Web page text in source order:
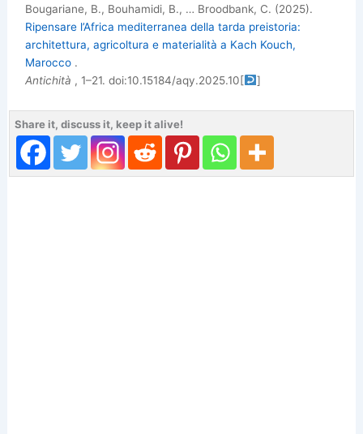
Bougariane, B., Bouhamidi, B., … Broodbank, C. (2025).
Ripensare l’Africa mediterranea della tarda preistoria:
architettura, agricoltura e materialità a Kach Kouch,
Marocco .
Antichità , 1–21. doi:10.15184/aqy.2025.10[ ]
Share it, discuss it, keep it alive!